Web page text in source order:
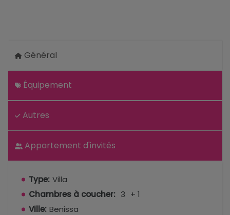
Général
Équipement
Autres
Appartement d'invités
Type: Villa
Chambres à coucher: 3 + 1
Ville: Benissa